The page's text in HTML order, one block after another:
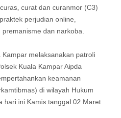
curat dan curanmor (C3)
perjudian online,
dan narkoba.
melaksanakan patroli
Kuala Kampar Aipda
keamanan
di wilayah Hukum
hari ini Kamis tanggal 02 Maret